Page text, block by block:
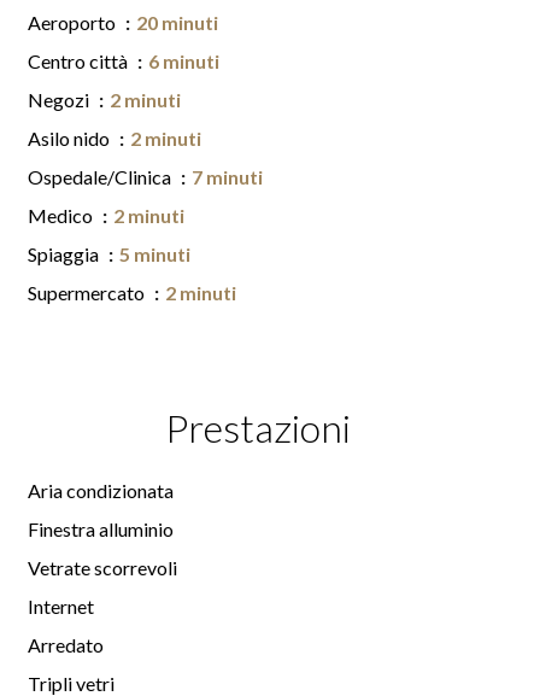
Aeroporto
20 minuti
Centro città
6 minuti
Negozi
2 minuti
Asilo nido
2 minuti
Ospedale/Clinica
7 minuti
Medico
2 minuti
Spiaggia
5 minuti
Supermercato
2 minuti
Prestazioni
Aria condizionata
Finestra alluminio
Vetrate scorrevoli
Internet
Arredato
Tripli vetri